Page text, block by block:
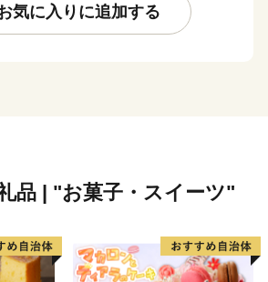
ることができます。
々の手によって守り継がれてきた観
ひ、歴史と文化の薫り漂う長浜市に
気に入りに追加する
品 | "お菓子・スイーツ"